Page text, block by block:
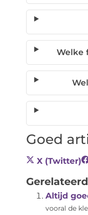
Welke
Goed
X (Twitter)
Altijd
vooral de